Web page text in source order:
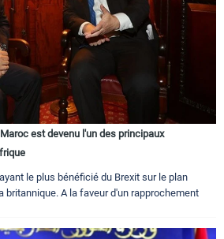
est devenu l'un des principaux
le plus bénéficié du Brexit sur le plan
britannique. A la faveur d'un rapprochement